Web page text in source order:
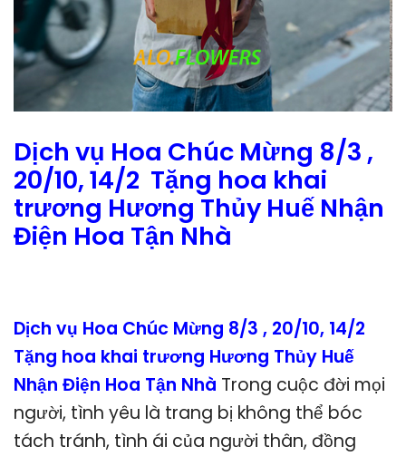
Dịch vụ Hoa Chúc Mừng 8/3 ,
20/10, 14/2 Tặng hoa khai
trương Hương Thủy Huế Nhận
Điện Hoa Tận Nhà
Dịch vụ Hoa Chúc Mừng 8/3 , 20/10, 14/2
Tặng hoa khai trương Hương Thủy Huế
Nhận Điện Hoa Tận Nhà Trong cuộc đời mọi
người, tình yêu là trang bị không thể bóc
tách tránh, tình ái của người thân, đồng